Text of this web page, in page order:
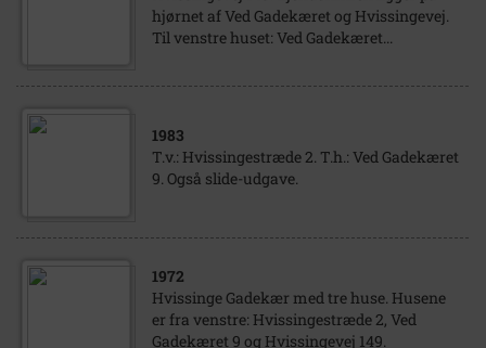
hjørnet af Ved Gadekæret og Hvissingevej.
Til venstre huset: Ved Gadekæret...
1983
T.v.: Hvissingestræde 2. T.h.: Ved Gadekæret
9. Også slide-udgave.
1972
Hvissinge Gadekær med tre huse. Husene
er fra venstre: Hvissingestræde 2, Ved
Gadekæret 9 og Hvissingevej 149.